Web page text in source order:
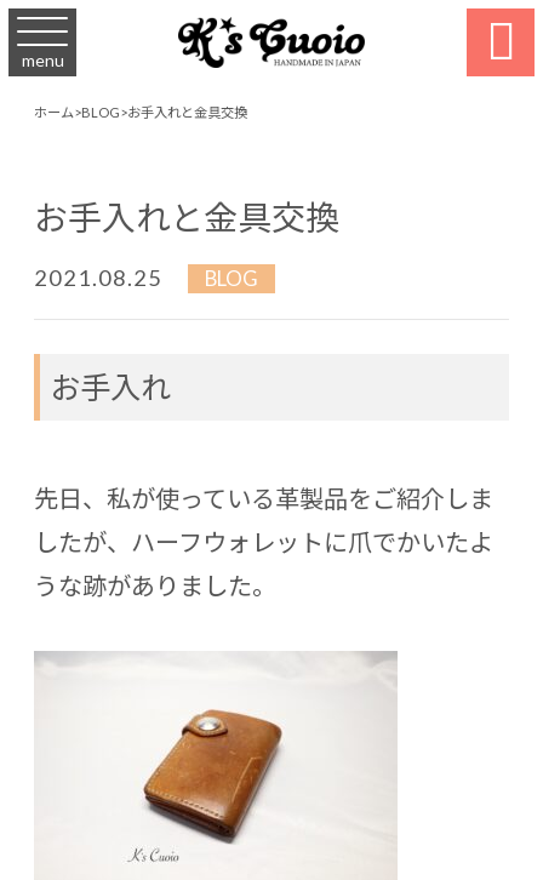
menu 
ホーム>BLOG>お手入れと金具交換
お手入れと金具交換
2021.08.25 BLOG
お手入れ
先日、私が使っている革製品をご紹介しま
したが、ハーフウォレットに爪でかいたよ
うな跡がありました。